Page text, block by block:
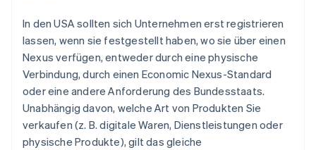
In den USA sollten sich Unternehmen erst registrieren
lassen, wenn sie festgestellt haben, wo sie über einen
Nexus verfügen, entweder durch eine physische
Verbindung, durch einen Economic Nexus-Standard
oder eine andere Anforderung des Bundesstaats.
Unabhängig davon, welche Art von Produkten Sie
verkaufen (z. B. digitale Waren, Dienstleistungen oder
physische Produkte), gilt das gleiche